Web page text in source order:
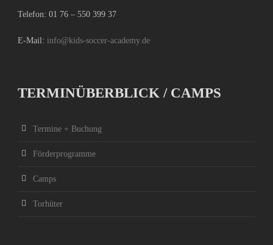
Telefon: 01 76 – 550 399 37
E-Mail: info@kids-soccer-academy.de
TERMINÜBERBLICK / CAMPS
Termine + Buchung
Förderprogramme
Camps
Torhüter